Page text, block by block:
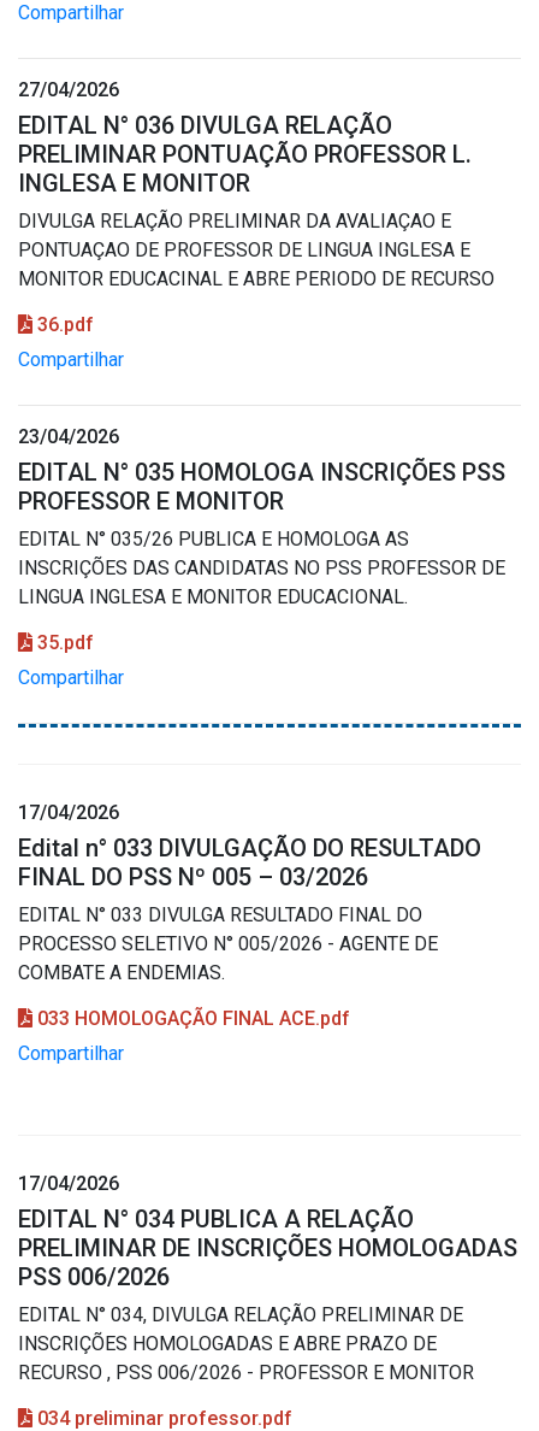
Compartilhar
27/04/2026
EDITAL N° 036 DIVULGA RELAÇÃO
PRELIMINAR PONTUAÇÃO PROFESSOR L.
INGLESA E MONITOR
DIVULGA RELAÇÃO PRELIMINAR DA AVALIAÇAO E
PONTUAÇAO DE PROFESSOR DE LINGUA INGLESA E
MONITOR EDUCACINAL E ABRE PERIODO DE RECURSO
36.pdf
Compartilhar
23/04/2026
EDITAL N° 035 HOMOLOGA INSCRIÇÕES PSS
PROFESSOR E MONITOR
EDITAL N° 035/26 PUBLICA E HOMOLOGA AS
INSCRIÇÕES DAS CANDIDATAS NO PSS PROFESSOR DE
LINGUA INGLESA E MONITOR EDUCACIONAL.
35.pdf
Compartilhar
17/04/2026
Edital n° 033 DIVULGAÇÃO DO RESULTADO
FINAL DO PSS Nº 005 – 03/2026
EDITAL N° 033 DIVULGA RESULTADO FINAL DO
PROCESSO SELETIVO N° 005/2026 - AGENTE DE
COMBATE A ENDEMIAS.
033 HOMOLOGAÇÃO FINAL ACE.pdf
Compartilhar
17/04/2026
EDITAL N° 034 PUBLICA A RELAÇÃO
PRELIMINAR DE INSCRIÇÕES HOMOLOGADAS
PSS 006/2026
EDITAL N° 034, DIVULGA RELAÇÃO PRELIMINAR DE
INSCRIÇÕES HOMOLOGADAS E ABRE PRAZO DE
RECURSO , PSS 006/2026 - PROFESSOR E MONITOR
034 preliminar professor.pdf